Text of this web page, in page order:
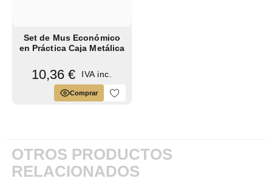
Set de Mus Económico
en Práctica Caja Metálica
10,36 € IVA inc.
Comprar
OTROS PRODUCTOS
RELACIONADOS